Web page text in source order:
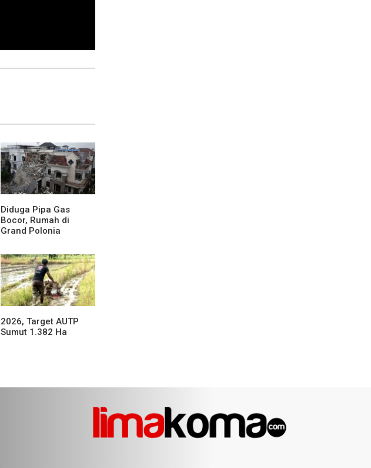
Diduga Pipa Gas
Bocor, Rumah di
Grand Polonia
2026, Target AUTP
Sumut 1.382 Ha